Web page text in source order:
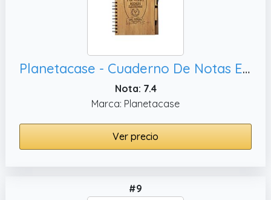
Planetacase - Cuaderno De Notas El Mejor Ingeniero Electronico Del Mundo - Libreta Para Ingenieros De Madera Natural Con Boligrafo - Bloc de Notas A5 con 80 Hojas - Diseño Grabado en Bajorrelieve
Nota: 7.4
Marca: Planetacase
Ver precio
#9